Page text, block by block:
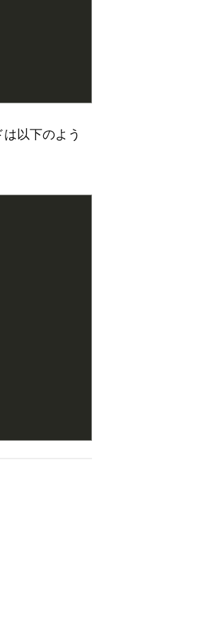
以下のよう